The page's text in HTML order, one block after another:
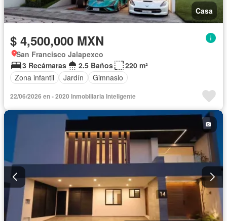
Casa
$ 4,500,000 MXN
San Francisco Jalapexco
3 Recámaras
2.5 Baños
220 m²
Zona infantil
Jardín Gimnasio
22/06/2026 en - 2020 Inmobiliaria Inteligente